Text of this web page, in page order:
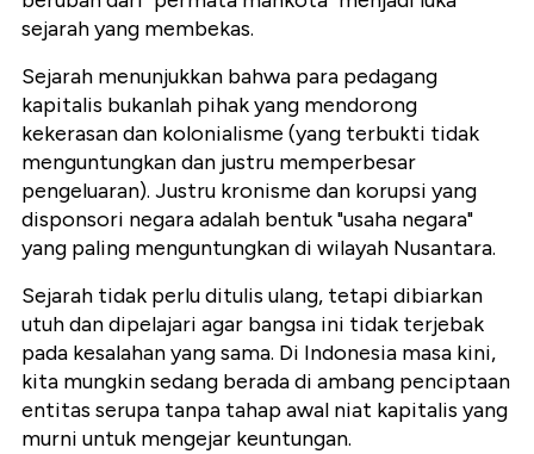
sejarah yang membekas.
Sejarah menunjukkan bahwa para pedagang
kapitalis bukanlah pihak yang mendorong
kekerasan dan kolonialisme (yang terbukti tidak
menguntungkan dan justru memperbesar
pengeluaran). Justru kronisme dan korupsi yang
disponsori negara adalah bentuk "usaha negara"
yang paling menguntungkan di wilayah Nusantara.
Sejarah tidak perlu ditulis ulang, tetapi dibiarkan
utuh dan dipelajari agar bangsa ini tidak terjebak
pada kesalahan yang sama. Di Indonesia masa kini,
kita mungkin sedang berada di ambang penciptaan
entitas serupa tanpa tahap awal niat kapitalis yang
murni untuk mengejar keuntungan.